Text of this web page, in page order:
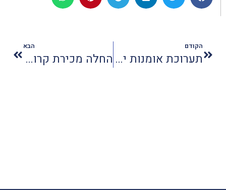
הקודם
תערוכת אומנות יהודית במשכן לאומנויות הבמה
הבא
החלה מכירת קרוזים על סמרלדה